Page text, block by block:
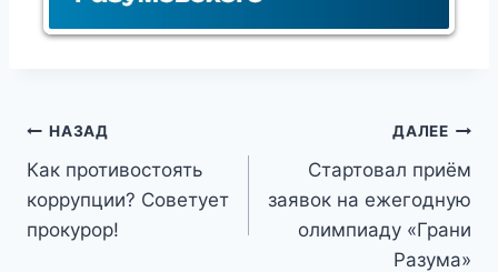
Навигация
по
записям
НАЗАД
Как противостоять
коррупции? Советует
прокурор!
ДАЛЕЕ
Стартовал приём
заявок на ежегодную
олимпиаду «Грани
Разума»